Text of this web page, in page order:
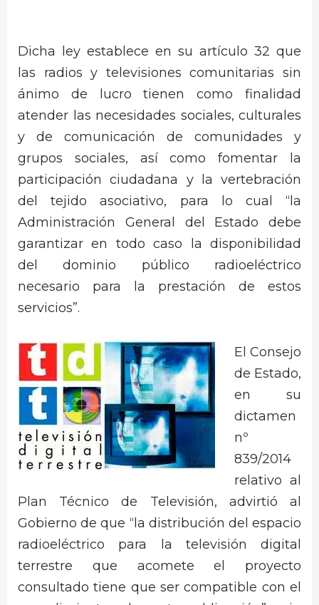
Dicha ley establece en su artículo 32 que
las radios y televisiones comunitarias sin
ánimo de lucro tienen como finalidad
atender las necesidades sociales, culturales
y de comunicación de comunidades y
grupos sociales, así como fomentar la
participación ciudadana y la vertebración
del tejido asociativo, para lo cual “la
Administración General del Estado debe
garantizar en todo caso la disponibilidad
del dominio público radioeléctrico
necesario para la prestación de estos
servicios”.
El Consejo
de Estado,
en su
dictamen
nº
839/2014
relativo al
Plan Técnico de Televisión, advirtió al
Gobierno de que “la distribución del espacio
radioeléctrico para la televisión digital
terrestre que acomete el proyecto
consultado tiene que ser compatible con el